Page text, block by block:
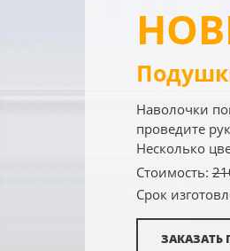
Наволочки
проведите
Несколько
Стоимость:
Срок